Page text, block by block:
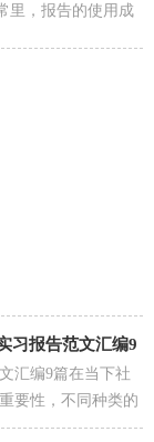
里，报告的使用成
习报告范文汇编9
汇编9篇在当下社
要性，不同种类的
报告并没有想象中